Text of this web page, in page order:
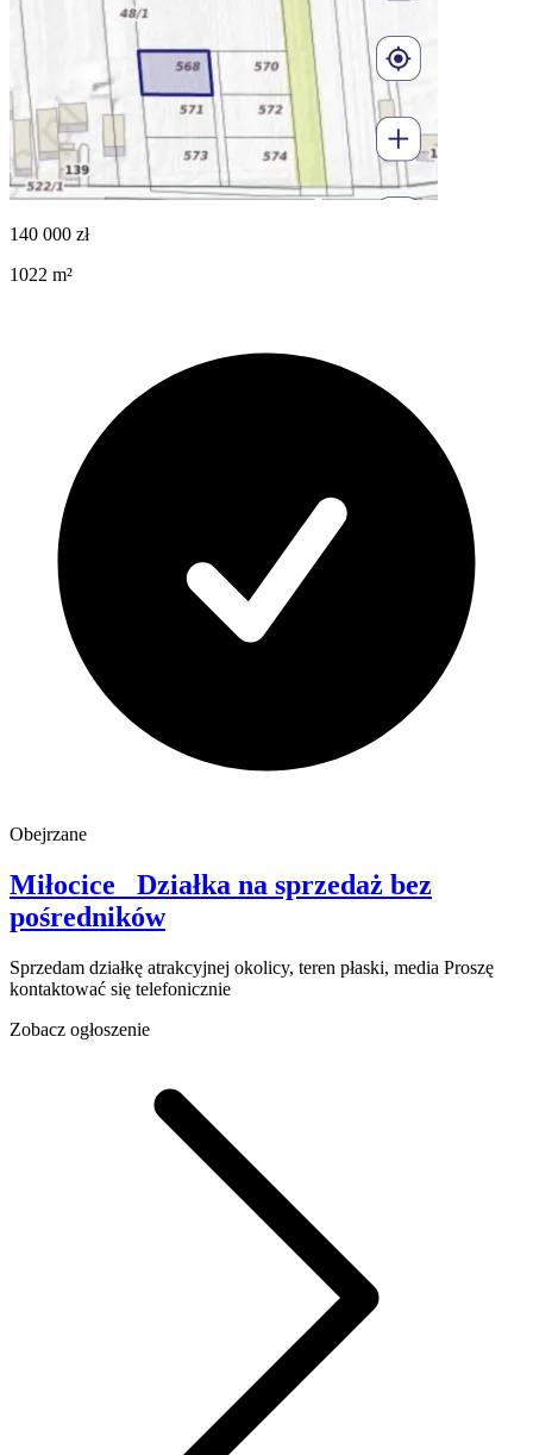
140 000 zł
1022 m²
Obejrzane
Miłocice Działka na sprzedaż bez
pośredników
Sprzedam działkę atrakcyjnej okolicy, teren płaski, media Proszę
kontaktować się telefonicznie
Zobacz ogłoszenie